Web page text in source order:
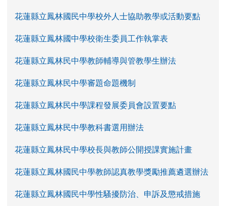
花蓮縣立鳳林國民中學校外人士協助教學或活動要點
花蓮縣立鳳林國中學校衛生委員工作執掌表
花蓮縣立鳳林民中學教師輔導與管教學生辦法
花蓮縣立鳳林民中學審題命題機制
花蓮縣立鳳林民中學課程發展委員會設置要點
花蓮縣立鳳林民中學教科書選用辦法
花蓮縣立鳳林民中學校長與教師公開授課實施計畫
花蓮縣立鳳林國民中學教師認真教學獎勵推薦遴選辦法
花蓮縣立鳳林國民中學性騷擾防治、申訴及懲戒措施